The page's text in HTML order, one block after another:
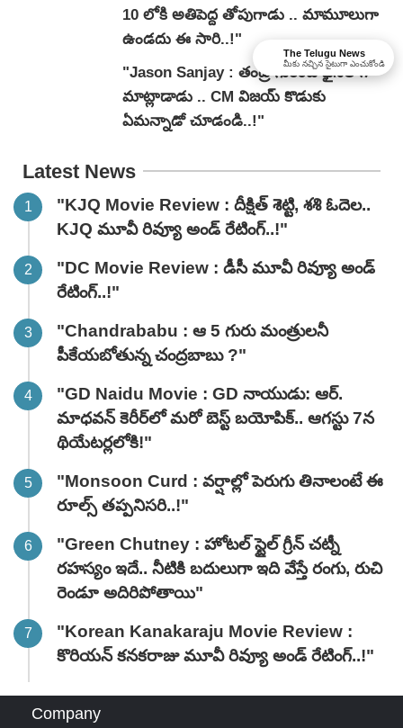
10 లోకి అతిపెద్ద తోపుగాడు .. మామూలుగా
ఉండదు ఈ సారి..!"
"Jason Sanjay : తండ్రి గురించి ఫైనల్ గా
మాట్లాడాడు .. CM విజయ్ కొడుకు
ఏమన్నాడో చూడండి..!"
Latest News
"KJQ Movie Review : దీక్షిత్ శెట్టి, శశి ఓదెల..
KJQ మూవీ రివ్యూ అండ్ రేటింగ్‌..!"
"DC Movie Review : డీసీ మూవీ రివ్యూ అండ్
రేటింగ్‌..!"
"Chandrababu : ఆ 5 గురు మంత్రులనీ
పీకేయబోతున్న చంద్రబాబు ?"
"GD Naidu Movie : GD నాయుడు: ఆర్.
మాధవన్‌ కెరీర్‌లో మరో బెస్ట్ బయోపిక్.. ఆగస్టు 7న
థియేటర్లలోకి!"
"Monsoon Curd : వర్షాల్లో పెరుగు తినాలంటే ఈ
రూల్స్ తప్పనిసరి..!"
"Green Chutney : హోటల్ స్టైల్ గ్రీన్ చట్నీ
రహస్యం ఇదే.. నీటికి బదులుగా ఇది వేస్తే రంగు, రుచి
రెండూ అదిరిపోతాయి"
"Korean Kanakaraju Movie Review :
కొరియన్ కనకరాజు మూవీ రివ్యూ అండ్ రేటింగ్‌..!"
Company
The Telugu News
మీకు నచ్చిన సైటుగా ఎంచుకోండి